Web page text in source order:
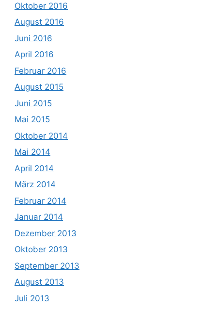
Oktober 2016
August 2016
Juni 2016
April 2016
Februar 2016
August 2015
Juni 2015
Mai 2015
Oktober 2014
Mai 2014
April 2014
März 2014
Februar 2014
Januar 2014
Dezember 2013
Oktober 2013
September 2013
August 2013
Juli 2013